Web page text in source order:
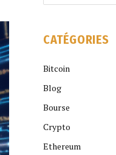
CATÉGORIES
Bitcoin
Blog
Bourse
Crypto
Ethereum